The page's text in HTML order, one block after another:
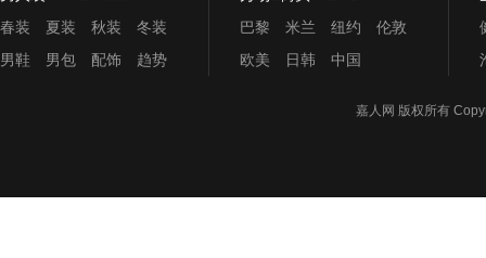
春装
夏装 秋装
冬装
男鞋
男包 配饰 趋势
巴黎
米兰 纽约
伦敦
欧美
日韩 中国
嘉人网 版权所有